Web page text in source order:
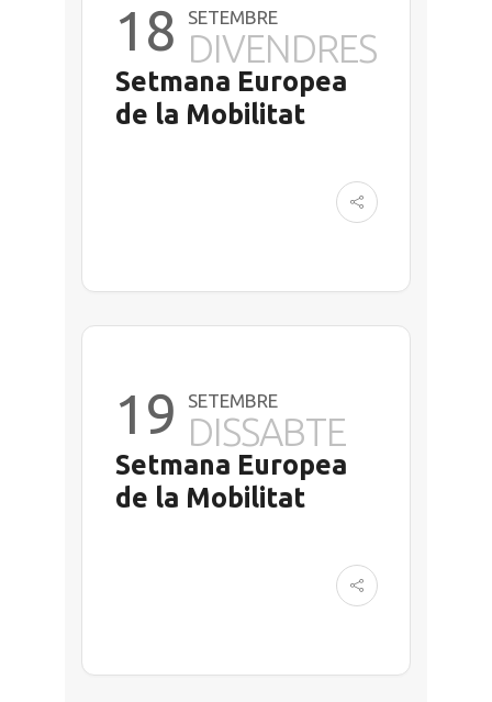
18 SETEMBRE
DIVENDRES
Setmana Europea
de la Mobilitat
19 SETEMBRE
DISSABTE
Setmana Europea
de la Mobilitat